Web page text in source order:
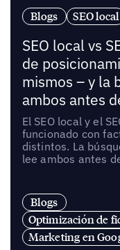
Blogs SEO local
SEO local vs
de
mismos – y la
ambos antes
El SEO local y el
funcionado con
distintos. La
lee ambos antes
Blogs
Optimización de
Marketing en